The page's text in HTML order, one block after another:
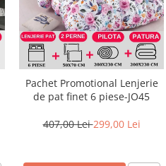
Pachet Promotional Lenjerie
de pat finet 6 piese-JO45
407,00 Lei299,00 Lei